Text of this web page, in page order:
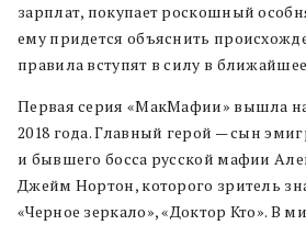
зарплат, покупает роскошный
ему придется объяснить
правила вступят в силу в
Первая серия «МакМафии» вышла на
2018 года. Главный герой — сын
и бывшего босса русской мафии
Джейм Нортон, которого зритель
«Черное зеркало», «Доктор Кто». В